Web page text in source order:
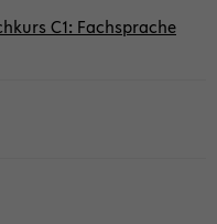
C1: Fachsprache